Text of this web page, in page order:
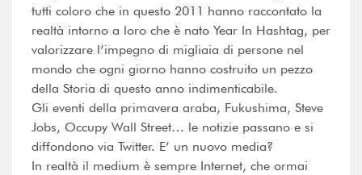
tutti coloro che in questo 2011 hanno raccontato la
realtà intorno a loro che è nato Year In Hashtag, per
valorizzare l’impegno di migliaia di persone nel
mondo che ogni giorno hanno costruito un pezzo
della Storia di questo anno indimenticabile.
Gli eventi della primavera araba, Fukushima, Steve
Jobs, Occupy Wall Street… le notizie passano e si
diffondono via Twitter. E’ un nuovo media?
In realtà il medium è sempre Internet, che ormai